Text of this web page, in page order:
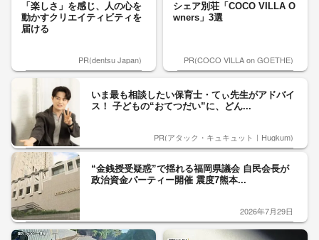
「楽しさ」を感じ、人の心を
動かすクリエイティビティを
届ける
PR(dentsu Japan)
シェア別荘「COCO VILLA O
wners」3選
PR(COCO VILLA on GOETHE)
いま最も相談したい保育士・てぃ先生がアドバイ
ス！ 子どもの“おてつだい”に、どん...
PR(アタック・キュキュット｜Hugkum)
“金銭授受疑惑”で揺れる福岡県議会 自民会長が
政治資金パーティー開催 震度7熊本...
2026年7月29日